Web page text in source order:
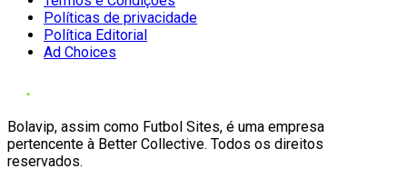
Políticas de privacidade
Política Editorial
Ad Choices
Bolavip, assim como Futbol Sites, é uma empresa
pertencente à Better Collective. Todos os direitos
reservados.